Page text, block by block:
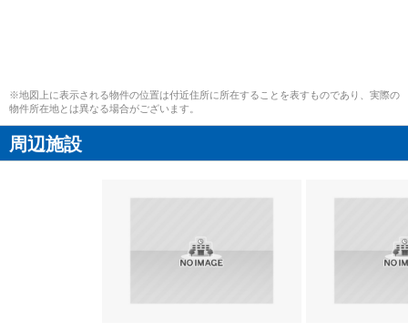
※地図上に表示される物件の位置は付近住所に所在することを表すものであり、実際の
物件所在地とは異なる場合がございます。
周辺施設